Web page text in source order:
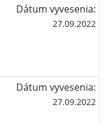
Dátum vyvesenia:
27.09.2022
Dátum vyvesenia:
27.09.2022